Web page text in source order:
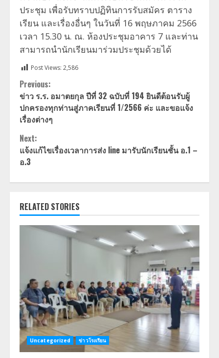
ประชุม เพื่อรับทราบปฏิทินการรับสมัคร ตาราง
เรียน และเรื่องอื่นๆ ในวันที่ 16 พฤษภาคม 2566
เวลา 15.30 น. ณ. ห้องประชุมอาคาร 7 และท่าน
สามารถนำนักเรียนมาร่วมประชุมด้วยได้
Post Views: 2,586
Continue
Reading
Previous:
ข่าว ร.ร. อมาตยกุล ปีที่ 32 ฉบับที่ 194 ยินดีต้อนรับผู้
ปกครองทุกท่านสู่ภาคเรียนที่ 1/2566 ค่ะ และขอแจ้ง
เรื่องต่างๆ
Next:
แจ้งแก้ไขเรื่องเวลาการส่ง line มารับนักเรียนชั้น อ.1 –
อ.3
RELATED STORIES
Uncategorized ข่าวโรงเรียน